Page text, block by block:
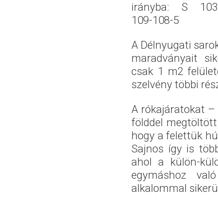
irányba: S 1032-
109-108-5
A Délnyugati
maradványait
csak 1 m2
szelvény többi
A rókajáratokat
földdel
hogy a felettük
Sajnos így is
ahol a külön-
egymáshoz
alkalommal